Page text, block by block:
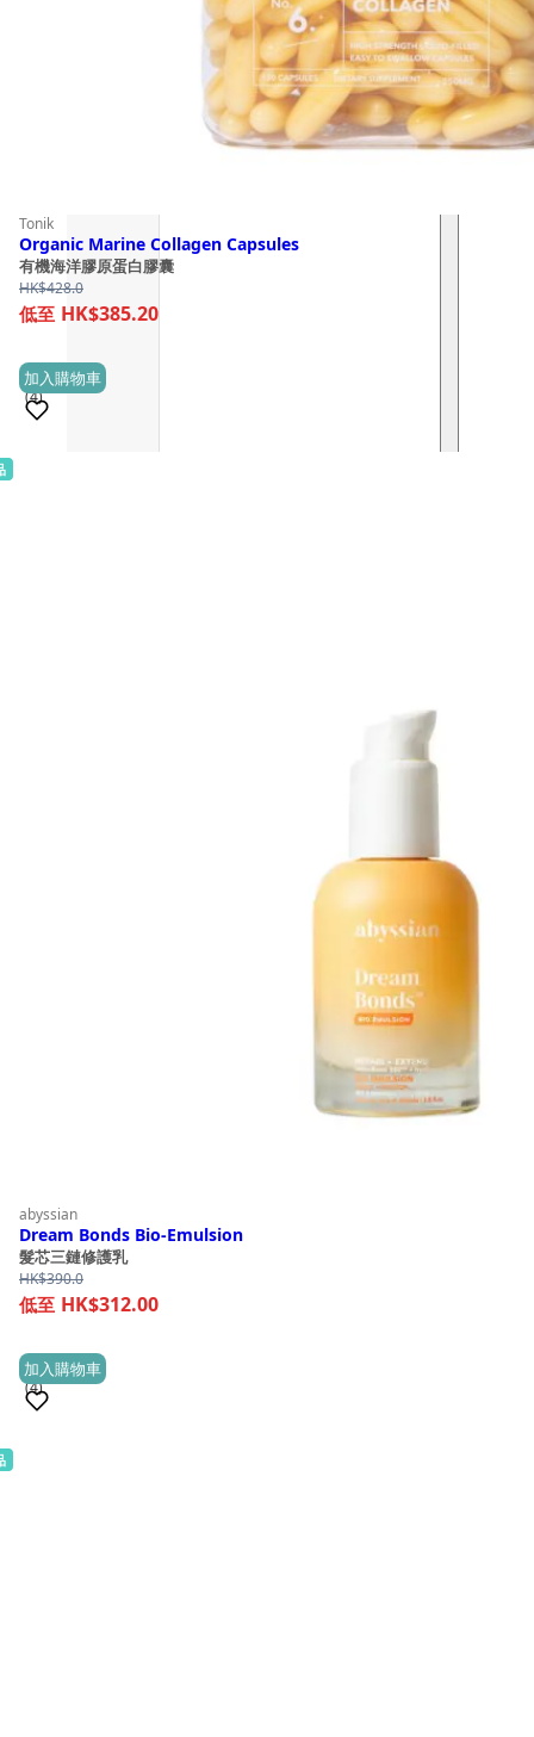
Tonik
Organic Marine Collagen Capsules
有機海洋膠原蛋白膠囊
HK$428.0
HK$385.20
(4)
加入購物車
abyssian
Dream Bonds Bio-Emulsion
髮芯三鏈修護乳
HK$390.0
HK$312.00
(4)
加入購物車